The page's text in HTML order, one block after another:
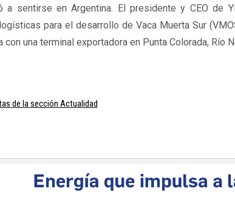
a sentirse en Argentina. El presidente y CEO de
para el desarrollo de Vaca Muerta Sur
una terminal exportadora en Punta Colorada, Río
de la sección Actualidad